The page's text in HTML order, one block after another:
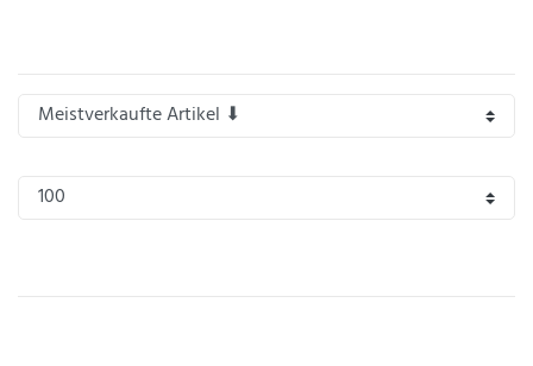
Daten­
gelesen